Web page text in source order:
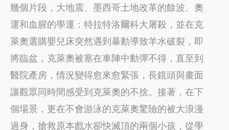
幾個片段，大地震、墨西哥土地改革的餘波、奧
運和血腥的學運：特拉特洛爾科大屠殺，並在克
萊奧選購嬰兒床突然遇到暴動導致羊水破裂，即
將臨盆，克萊奧被塞在車陣中動彈不得，直至到
醫院產房，情況變得愈來愈緊張，長鏡頭與畫面
讓觀眾同時間感受到克萊奧的不捨。接著，在下
個場景，更在不會游泳的克萊奧驚險的被大浪漫
過身，搶救原本戲水卻快滅頂的兩個小孩，從學